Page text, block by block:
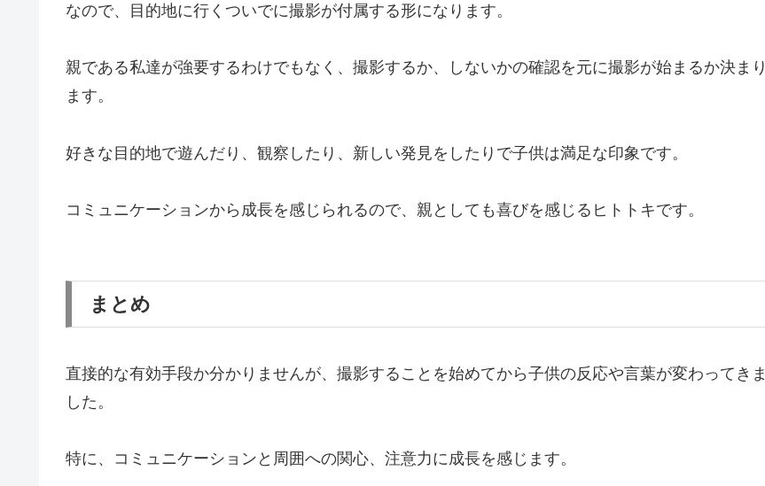
なので、目的地に行くついでに撮影が付属する形になります。
親である私達が強要するわけでもなく、撮影するか、しないかの確認を元に撮影が始まるか決まり
ます。
好きな目的地で遊んだり、観察したり、新しい発見をしたりで子供は満足な印象です。
コミュニケーションから成長を感じられるので、親としても喜びを感じるヒトトキです。
まとめ
直接的な有効手段か分かりませんが、撮影することを始めてから子供の反応や言葉が変わってきま
した。
特に、コミュニケーションと周囲への関心、注意力に成長を感じます。